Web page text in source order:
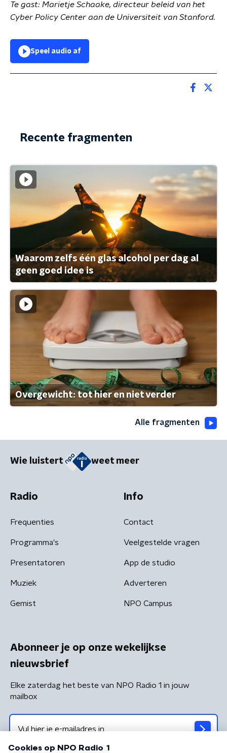
Te gast: Marietje Schaake, directeur beleid van het
Cyber Policy Center aan de Universiteit van Stanford.
Speel audio af
Recente fragmenten
Waarom zelfs één glas alcohol per dag al
geen goed idee is
Overgewicht: tot hier en niet verder
Alle fragmenten
Wie luistert weet meer
Radio
Frequenties
Programma's
Presentatoren
Muziek
Gemist
Info
Contact
Veelgestelde vragen
App de studio
Adverteren
NPO Campus
Abonneer je op onze wekelijkse
nieuwsbrief
Elke zaterdag het beste van NPO Radio 1 in jouw
mailbox